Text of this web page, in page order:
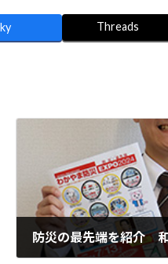
Threads